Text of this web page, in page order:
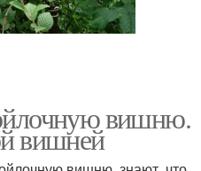
вишню.
вишней